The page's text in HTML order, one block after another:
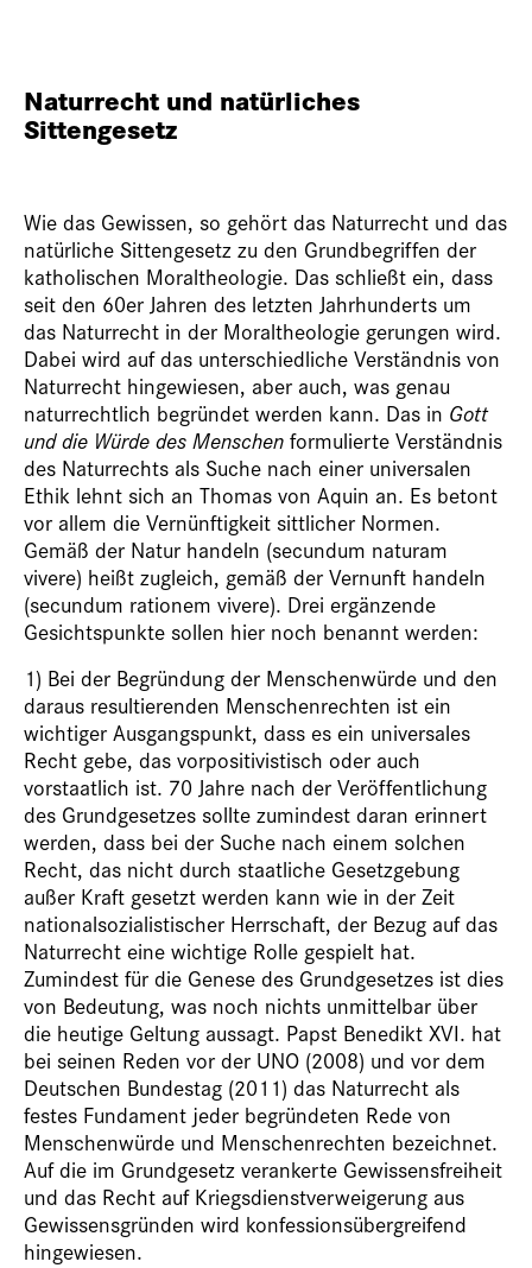
Naturrecht und natürliches
Sittengesetz
Wie das Gewissen, so gehört das Naturrecht und das
natürliche Sittengesetz zu den Grundbegriffen der
katholischen Moraltheologie. Das schließt ein, dass
seit den 60er Jahren des letzten Jahrhunderts um
das Naturrecht in der Moraltheologie gerungen wird.
Dabei wird auf das unterschiedliche Verständnis von
Naturrecht hingewiesen, aber auch, was genau
naturrechtlich begründet werden kann. Das in Gott
und die Würde des Menschen formulierte Verständnis
des Naturrechts als Suche nach einer universalen
Ethik lehnt sich an Thomas von Aquin an. Es betont
vor allem die Vernünftigkeit sittlicher Normen.
Gemäß der Natur handeln (secundum naturam
vivere) heißt zugleich, gemäß der Vernunft handeln
(secundum rationem vivere). Drei ergänzende
Gesichtspunkte sollen hier noch benannt werden:
1) Bei der Begründung der Menschenwürde und den
daraus resultierenden Menschenrechten ist ein
wichtiger Ausgangspunkt, dass es ein universales
Recht gebe, das vorpositivistisch oder auch
vorstaatlich ist. 70 Jahre nach der Veröffentlichung
des Grundgesetzes sollte zumindest daran erinnert
werden, dass bei der Suche nach einem solchen
Recht, das nicht durch staatliche Gesetzgebung
außer Kraft gesetzt werden kann wie in der Zeit
nationalsozialistischer Herrschaft, der Bezug auf das
Naturrecht eine wichtige Rolle gespielt hat.
Zumindest für die Genese des Grundgesetzes ist dies
von Bedeutung, was noch nichts unmittelbar über
die heutige Geltung aussagt. Papst Benedikt XVI. hat
bei seinen Reden vor der UNO (2008) und vor dem
Deutschen Bundestag (2011) das Naturrecht als
festes Fundament jeder begründeten Rede von
Menschenwürde und Menschenrechten bezeichnet.
Auf die im Grundgesetz verankerte Gewissensfreiheit
und das Recht auf Kriegsdienstverweigerung aus
Gewissensgründen wird konfessionsübergreifend
hingewiesen.